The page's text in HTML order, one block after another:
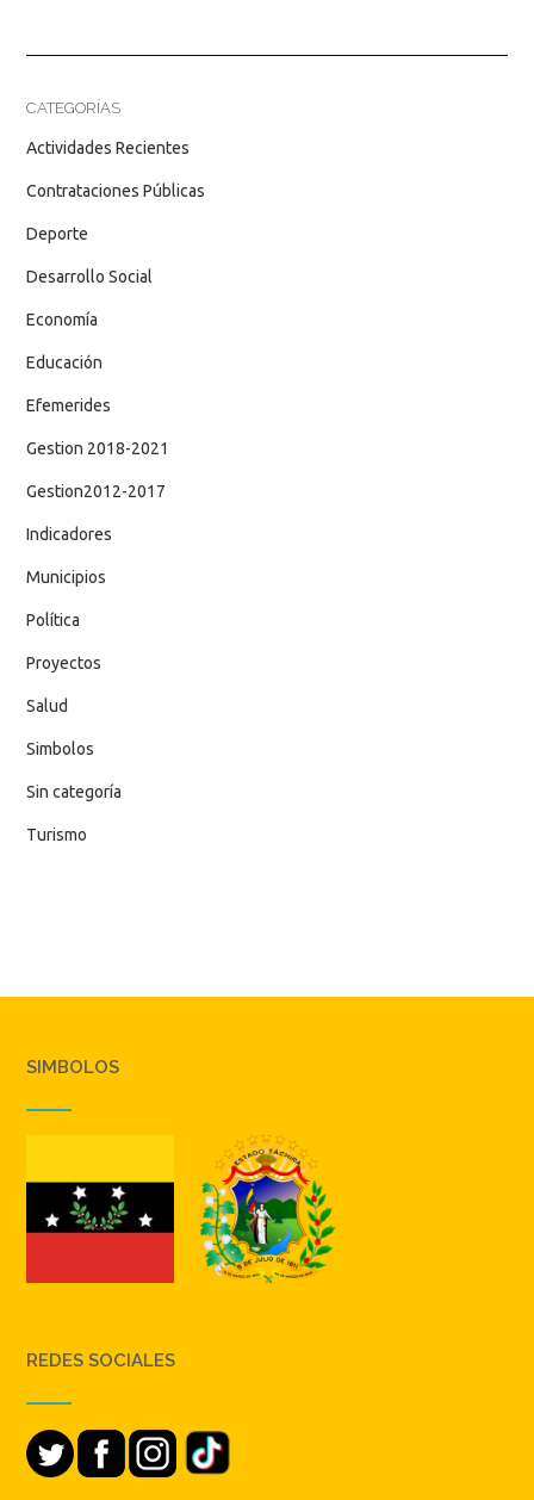
CATEGORÍAS
Actividades Recientes
Contrataciones Públicas
Deporte
Desarrollo Social
Economía
Educación
Efemerides
Gestion 2018-2021
Gestion2012-2017
Indicadores
Municipios
Política
Proyectos
Salud
Simbolos
Sin categoría
Turismo
SIMBOLOS
REDES SOCIALES